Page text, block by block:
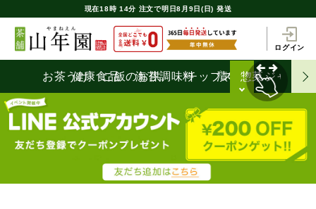
現在18時 14分 注文で明日8月9日(日) 発送
ログイン
お茶うけ健康食品ご飯のお供
海苔調味料チップス
漬物 惣菜ジャム